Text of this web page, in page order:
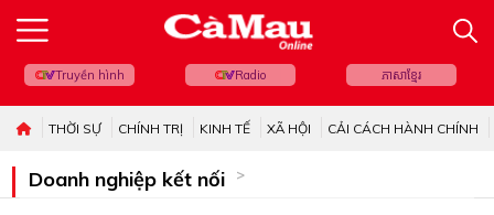
Truyền hình Radio ភាសាខ្មែរ
THỜI SỰ CHÍNH TRỊ KINH TẾ XÃ HỘI CẢI CÁCH HÀNH CHÍNH
Doanh nghiệp kết nối